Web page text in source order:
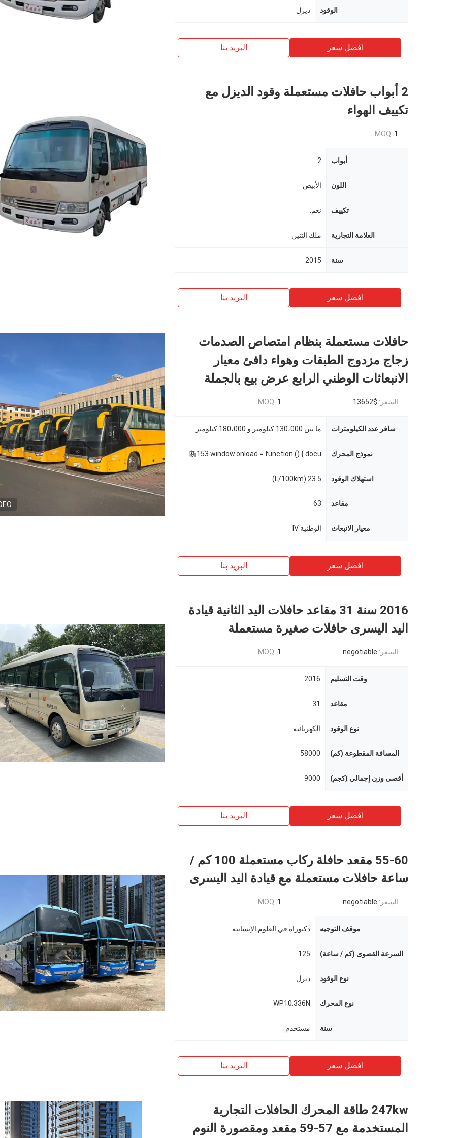
الوقود ديزل
افضل سعر البريد بنا
2 أبواب حافلات مستعملة وقود الديزل مع
تكييف الهواء
MOQ: 1
أبواب 2
اللون الأبيض
تكييف نعم..
العلامة التجارية ملك التنين
سنة 2015
افضل سعر البريد بنا
حافلات مستعملة بنظام امتصاص الصدمات
زجاج مزدوج الطبقات وهواء دافئ معيار
الانبعاثات الوطني الرابع عرض بيع بالجملة
السعر: $13652
MOQ: 1
سافر عدد الكيلومترات ما بين 130،000 كيلومتر و 180،000 كيلومتر
نموذج المحرك
استهلاك الوقود 23.5 (L/100km)
مقاعد 63
معيار الانبعاث الوطنية IV
افضل سعر البريد بنا
2016 سنة 31 مقاعد حافلات اليد الثانية قيادة
اليد اليسرى حافلات صغيرة مستعملة
السعر: negotiable
MOQ: 1
وقت التسليم 2016
مقاعد 31
نوع الوقود الكهربائية
المسافة المقطوعة (كم) 58000
أقصى وزن إجمالي (كجم) 9000
افضل سعر البريد بنا
55-60 مقعد حافلة ركاب مستعملة 100 كم /
ساعة حافلات مستعملة مع قيادة اليد اليسرى
السعر: negotiable
MOQ: 1
موقف التوجيه دكتوراه في العلوم الإنسانية
السرعة القصوى (كم / ساعة) 125
نوع الوقود ديزل
نوع المحرك WP10.336N
سنة مستخدم
افضل سعر البريد بنا
247kw طاقة المحرك الحافلات التجارية
المستخدمة مع 57-59 مقعد ومقصورة النوم